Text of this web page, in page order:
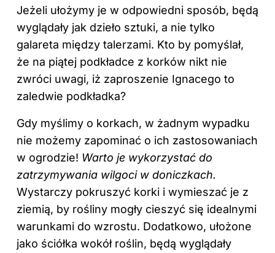
Jeżeli ułożymy je w odpowiedni sposób, będą
wyglądały jak dzieło sztuki, a nie tylko
galareta między talerzami. Kto by pomyślał,
że na piątej podkładce z korków nikt nie
zwróci uwagi, iż zaproszenie Ignacego to
zaledwie podkładka?
Gdy myślimy o korkach, w żadnym wypadku
nie możemy zapominać o ich zastosowaniach
w ogrodzie! Warto je wykorzystać do
zatrzymywania wilgoci w doniczkach.
Wystarczy pokruszyć korki i wymieszać je z
ziemią, by rośliny mogły cieszyć się idealnymi
warunkami do wzrostu. Dodatkowo, ułożone
jako ściółka wokół roślin, będą wyglądały